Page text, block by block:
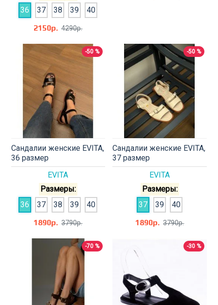
36
37 38 39
40
2150р. 4290р.
-50 %
EVITA
Сандалии женские EVITA,
36 размер
Размеры:
36
37 38 39
40
1890р. 3790р.
-50 %
EVITA
Сандалии женские EVITA,
37 размер
Размеры:
37
39
40
1890р. 3790р.
-70 % -30 %